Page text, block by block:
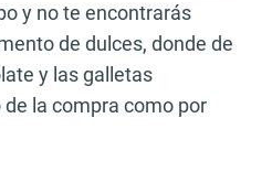
y no te encontrarás
de dulces, donde de
y las galletas
la compra como por